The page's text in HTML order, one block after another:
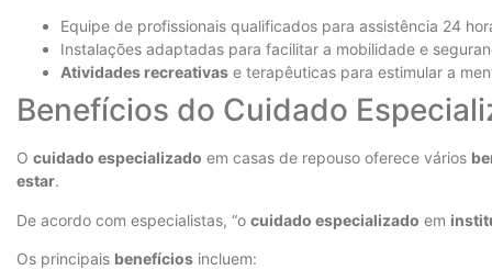
Equipe de profissionais qualificados para assistência 24
Instalações adaptadas para facilitar a mobilidade e
Atividades recreativas e terapêuticas para estimular a
Benefícios do Cuidado
O cuidado especializado em casas de repouso oferece vários
estar.
De acordo com especialistas, “o cuidado especializado em
Os principais benefícios incluem: